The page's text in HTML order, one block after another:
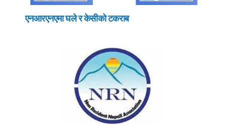
एनआरएनएमा घले र केसीको टकराब